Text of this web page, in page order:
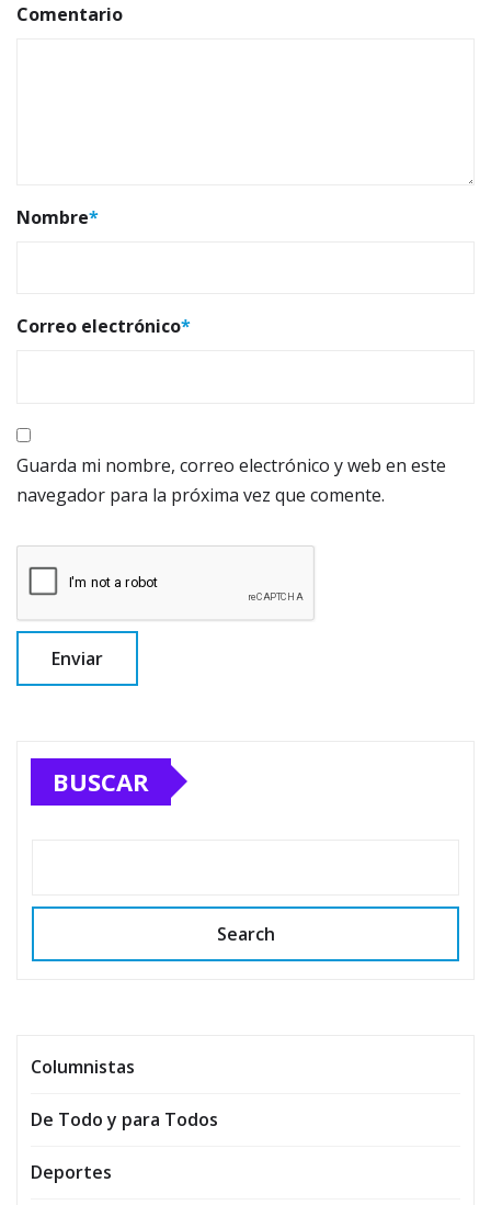
Comentario
Nombre*
Correo electrónico*
Guarda mi nombre, correo electrónico y web en este
navegador para la próxima vez que comente.
BUSCAR
Search
Columnistas
De Todo y para Todos
Deportes